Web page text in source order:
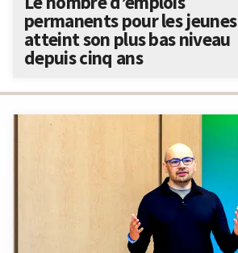
permanents pour les jeunes
atteint son plus bas niveau
depuis cinq ans